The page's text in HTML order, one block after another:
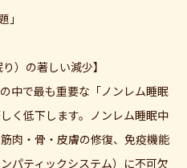
」
）の著しい減少】
中で最も重要な「ノンレム睡眠
く低下します。ノンレム睡眠中
肉・骨・皮膚の修復、免疫機能
パティックシステム）に不可欠